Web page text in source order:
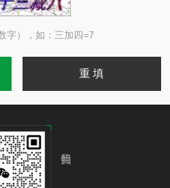
字），如：三加四=7